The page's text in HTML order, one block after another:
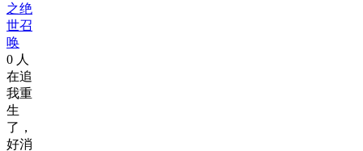
之绝
世召
唤
0 人
在追
我重
生
了，
好消